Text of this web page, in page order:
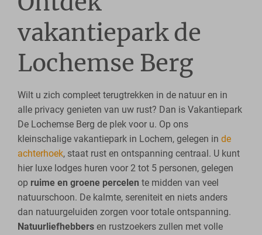
vakantiepark de
Lochemse Berg
Wilt u zich compleet terugtrekken in de natuur en in
alle privacy genieten van uw rust? Dan is Vakantiepark
De Lochemse Berg de plek voor u. Op ons
kleinschalige vakantiepark in Lochem, gelegen inde
achterhoek, staat rust en ontspanning centraal. U kunt
hier luxe lodges huren voor 2 tot 5 personen, gelegen
op ruime en groene percelen te midden van veel
natuurschoon. De kalmte, sereniteit en niets anders
dan natuurgeluiden zorgen voor totale ontspanning.
Natuurliefhebbers en rustzoekers zullen met volle